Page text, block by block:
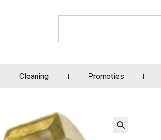
Cleaning Promoties